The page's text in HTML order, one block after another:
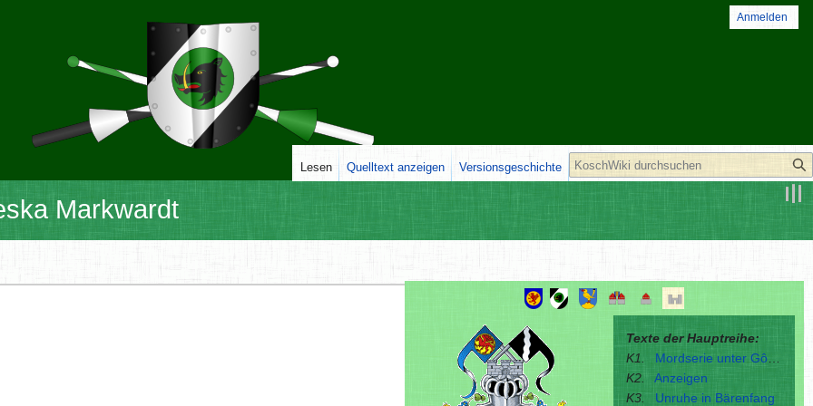
Markwardt
Texte der Hauptreihe:
K1.
Mordserie unter Gôrmeler Kurgästen
K2.
Anzeigen
K3.
Unruhe in Bärenfang
Anmelden
Lesen Quelltext anzeigen Versionsgeschichte Suche